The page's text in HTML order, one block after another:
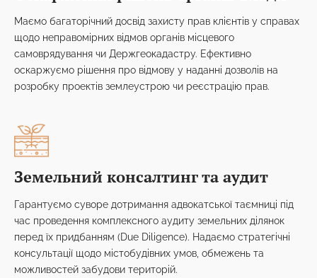
Маємо багаторічний досвід захисту прав клієнтів у справах
щодо неправомірних відмов органів місцевого
самоврядування чи Держгеокадастру. Ефективно
оскаржуємо рішення про відмову у наданні дозволів на
розробку проектів землеустрою чи реєстрацію прав.
Земельний консалтинг та аудит
Гарантуємо суворе дотримання адвокатської таємниці під
час проведення комплексного аудиту земельних ділянок
перед їх придбанням (Due Diligence). Надаємо стратегічні
консультації щодо містобудівних умов, обмежень та
можливостей забудови територій.